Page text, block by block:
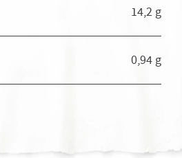
14,2 g
0,94 g